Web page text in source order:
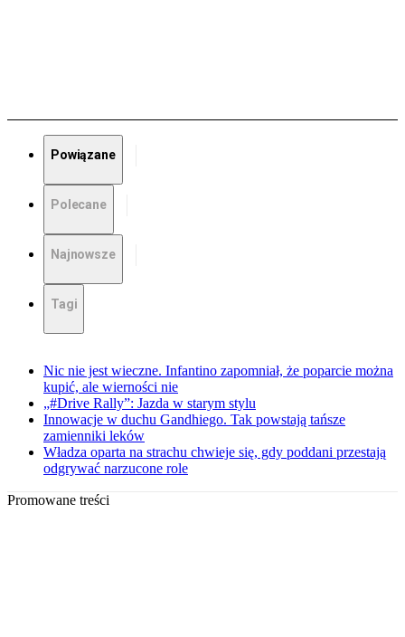
Powiązane
Polecane
Najnowsze
Tagi
Nic nie jest wieczne. Infantino zapomniał, że poparcie można
kupić, ale wierności nie
„#Drive Rally”: Jazda w starym stylu
Innowacje w duchu Gandhiego. Tak powstają tańsze
zamienniki leków
Władza oparta na strachu chwieje się, gdy poddani przestają
odgrywać narzucone role
Promowane treści